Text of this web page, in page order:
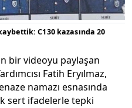
C130 kazasında 20
bir videoyu paylaşan
Fatih Eryılmaz,
namazı esnasında
sert ifadelerle tepki